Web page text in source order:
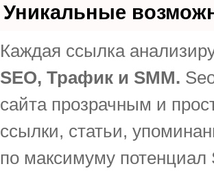
Уникальные
Каждая ссылка
SEO, Трафик и SMM.
сайта прозрачным и
ссылки, статьи,
по максимуму